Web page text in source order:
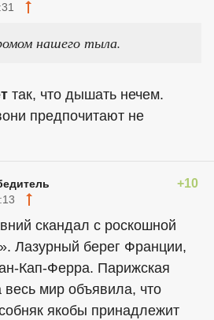
нашего тыла.
так, что дышать нечем.
предпочитают не
+10
скандал с роскошной
Лазурный берег Франции,
Кап-Ферра. Парижская
весь мир объявила, что
якобы принадлежит